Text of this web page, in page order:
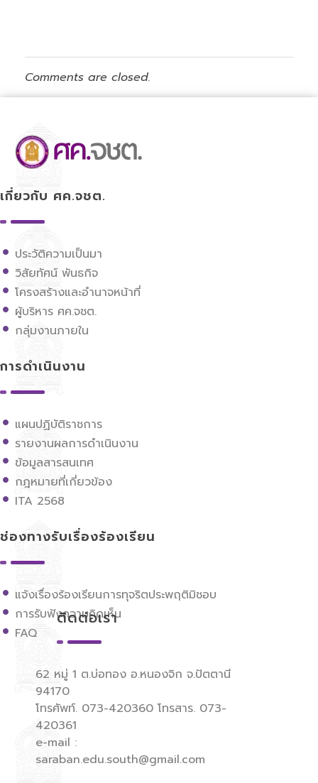
Comments are closed.
เกี่ยวกับ ศค.จชต.
ประวัติความเป็นมา
วิสัยทัศน์ พันธกิจ
โครงสร้างและอำนาจหน้าที่
ผู้บริหาร ศค.จชต.
กลุ่มงานภายใน
การดำเนินงาน
แผนปฏิบัติราชการ
รายงานผลการดำเนินงาน
ข้อมูลสารสนเทศ
กฎหมายที่เกี่ยวข้อง
ITA 2568
ช่องทางรับเรื่องร้องเรียน
แจ้งเรื่องร้องเรียนการทุจริตประพฤติมิชอบ
การรับฟังความคิดเห็น
FAQ
ติดต่อเรา
62 หมู่ 1 ต.บ่อทอง อ.หนองจิก จ.ปัตตานี
94170
โทรศัพท์. 073-420360 โทรสาร. 073-
420361
e-mail :
saraban.edu.south@gmail.com